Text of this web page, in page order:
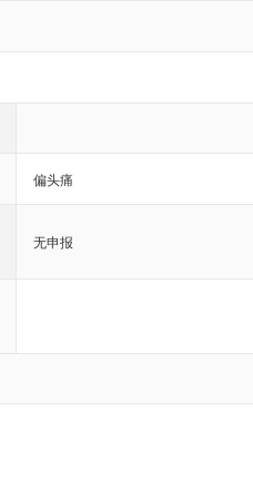
偏头痛
无申报